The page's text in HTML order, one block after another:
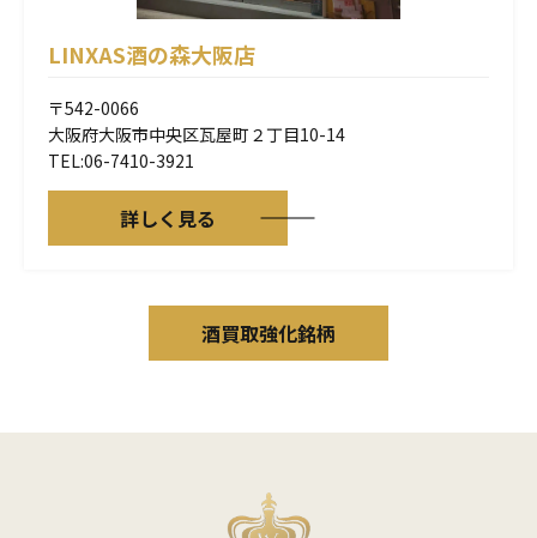
LINXAS酒の森大阪店
〒542-0066
大阪府大阪市中央区瓦屋町２丁目10-14
TEL:06-7410-3921
詳しく見る
酒買取強化銘柄